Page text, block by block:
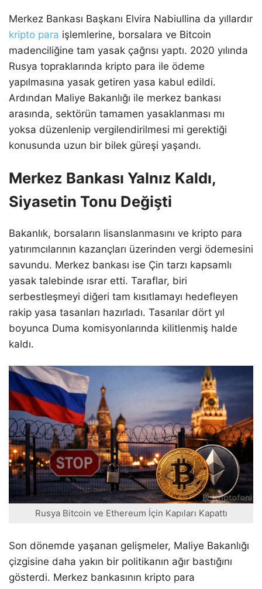
Merkez Bankası Başkanı Elvira Nabiullina da yıllardır
kripto para işlemlerine, borsalara ve Bitcoin
madenciliğine tam yasak çağrısı yaptı. 2020 yılında
Rusya topraklarında kripto para ile ödeme
yapılmasına yasak getiren yasa kabul edildi.
Ardından Maliye Bakanlığı ile merkez bankası
arasında, sektörün tamamen yasaklanması mı
yoksa düzenlenip vergilendirilmesi mi gerektiği
konusunda uzun bir bilek güreşi yaşandı.
Merkez Bankası Yalnız Kaldı,
Siyasetin Tonu Değişti
Bakanlık, borsaların lisanslanmasını ve kripto para
yatırımcılarının kazançları üzerinden vergi ödemesini
savundu. Merkez bankası ise Çin tarzı kapsamlı
yasak talebinde ısrar etti. Taraflar, biri
serbestleşmeyi diğeri tam kısıtlamayı hedefleyen
rakip yasa tasarıları hazırladı. Tasarılar dört yıl
boyunca Duma komisyonlarında kilitlenmiş halde
kaldı.
Rusya Bitcoin ve Ethereum İçin Kapıları Kapattı
Son dönemde yaşanan gelişmeler, Maliye Bakanlığı
çizgisine daha yakın bir politikanın ağır bastığını
gösterdi. Merkez bankasının kripto para